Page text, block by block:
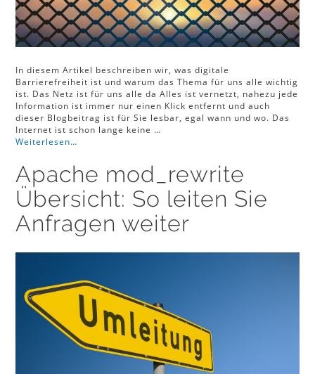
In diesem Artikel beschreiben wir, was digitale
Barrierefreiheit ist und warum das Thema für uns alle wichtig
ist. Das Netz ist für uns alle da Alles ist vernetzt, nahezu jede
Information ist immer nur einen Klick entfernt und auch
dieser Blogbeitrag ist für Sie lesbar, egal wann und wo. Das
Internet ist schon lange keine …
Weiterlesen…
Apache mod_rewrite
Übersicht: So leiten Sie
Anfragen weiter